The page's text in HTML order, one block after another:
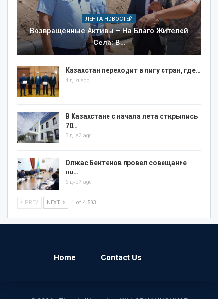
ЛЕНТА НОВОСТЕЙ
Возвращённые Активы – На Благо Жителей
Села: В…
Казахстан переходит в лигу стран, где…
4 дня ago
В Казахстане с начала лета открылись
70…
5 дней ago
Олжас Бектенов провел совещание
по…
6 дней ago
PREV NEXT 1 of 4 503
Home Contact Us